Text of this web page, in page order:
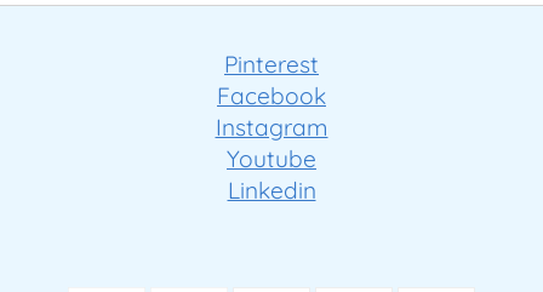
Pinterest
Facebook
Instagram
Youtube
Linkedin